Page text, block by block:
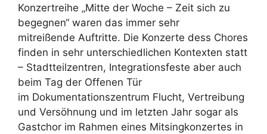
Konzertreihe „Mitte der Woche – Zeit sich zu
begegnen“ waren das immer sehr
mitreißende Auftritte. Die Konzerte dess Chores
finden in sehr unterschiedlichen Kontexten statt
– Stadtteilzentren, Integrationsfeste aber auch
beim Tag der Offenen Tür
im Dokumentationszentrum Flucht, Vertreibung
und Versöhnung und im letzten Jahr sogar als
Gastchor im Rahmen eines Mitsingkonzertes in